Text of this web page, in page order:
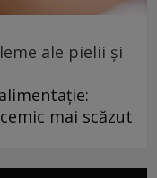
ale pielii și
mai scăzut